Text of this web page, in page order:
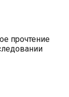
прочтение